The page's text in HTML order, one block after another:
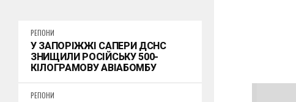
РЕГІОНИ
У ЗАПОРІЖЖІ САПЕРИ ДСНС
ЗНИЩИЛИ РОСІЙСЬКУ 500-
КІЛОГРАМОВУ АВІАБОМБУ
РЕГІОНИ